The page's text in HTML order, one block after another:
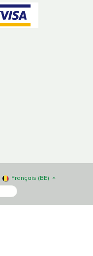
Français (BE)